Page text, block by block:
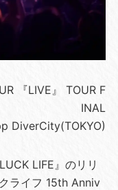
『LIVE』 TOUR F
INAL
DiverCity(TOKYO)
LIFE』のリリ
ライフ 15th Anniv